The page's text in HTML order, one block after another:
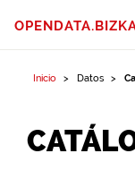
Inicio Datos